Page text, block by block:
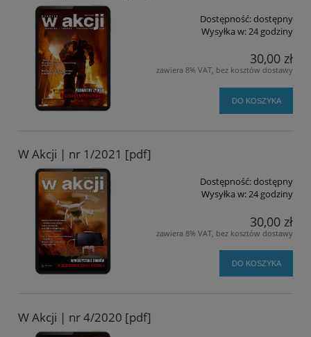
Dostępność:dostępny
Wysyłka w:24 godziny
30,00 zł
zawiera 8% VAT, bez kosztów dostawy
DO KOSZYKA
W Akcji | nr 1/2021 [pdf]
Dostępność:dostępny
Wysyłka w:24 godziny
30,00 zł
zawiera 8% VAT, bez kosztów dostawy
DO KOSZYKA
W Akcji | nr 4/2020 [pdf]